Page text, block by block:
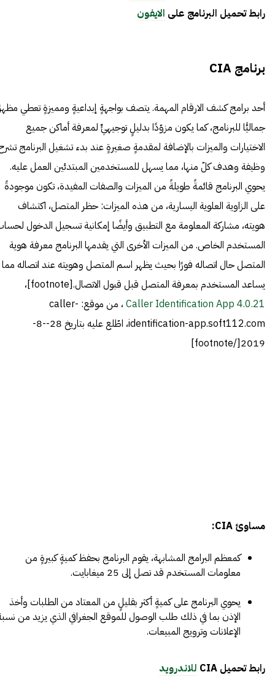
رابط تحميل البرنامج على الايفون
برنامج CIA
أحد برامج كشف الارقام المهمة. يتصف بواجهةٍ إبداعيةٍ ومميزةٍ تعطي
جماليًّا للبرنامج، كما يكون مزوّدًا بدليلٍ توجيهيٍّ لمعرفة أماكن جميع
الاختيارات والميزات بالإضافة لمقدمةٍ صغيرةٍ عند بدء تشغيل البرنامج
وظيفة وهدف كلّ منها، مما يسهل للمستخدمين المبتدئين العمل عليه.
يحوي البرنامج قائمةً طويلةً من الميزات والصفات المفيدة، تكون موجودةً
على الزاوية العلوية اليسارية، من هذه الميزات: حظر المتصل، اكتشاف
هويته، مشاركة المعلومة مع التطبيق وأيضًا إمكانية تسجيل الدخول
المستخدم الخاص. من الميزات الأخرى التي يقدمها البرنامج معرفة هوية
المتصل حال اتصاله فورًا بحيث يظهر اسم المتصل وهويته عند اتصاله مما
يساعد المستخدم بمعرفة المتصل قبل قبول الاتصال.[footnote]،
Caller Identification App 4.0.21
، من موقع: caller-
identification-app.soft112.com، اطّلع عليه بتاريخ 28--8-
2019[/footnote]
مساوئ CIA:
كمعظم البرامج المشابهة، يقوم البرنامج بحفظ كميةٍ كبيرةٍ من
معلومات المستخدم قد تصل إلى 25 ميغابايت.
يحوي البرنامج على كميةٍ أكثر بقليلٍ من المعتاد من الطلبات وأخذ
الإذن بما في ذلك طلب الوصول للموقع الجغرافي الذي يزيد من
الإعلانات وترويج المبيعات.
رابط تحميل CIA
للاندرويد